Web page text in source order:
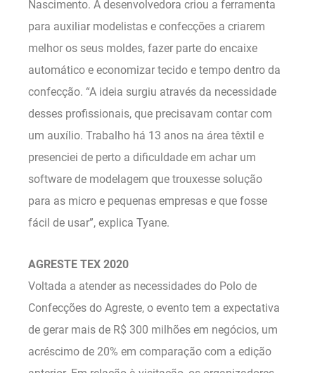
Nascimento. A desenvolvedora criou a ferramenta
para auxiliar modelistas e confecções a criarem
melhor os seus moldes, fazer parte do encaixe
automático e economizar tecido e tempo dentro da
confecção. “A ideia surgiu através da necessidade
desses profissionais, que precisavam contar com
um auxílio. Trabalho há 13 anos na área têxtil e
presenciei de perto a dificuldade em achar um
software de modelagem que trouxesse solução
para as micro e pequenas empresas e que fosse
fácil de usar”, explica Tyane.
AGRESTE TEX 2020
Voltada a atender as necessidades do Polo de
Confecções do Agreste, o evento tem a expectativa
de gerar mais de R$ 300 milhões em negócios, um
acréscimo de 20% em comparação com a edição